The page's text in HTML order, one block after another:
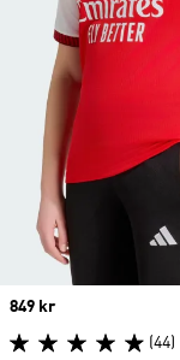
Price
849 kr
(44)